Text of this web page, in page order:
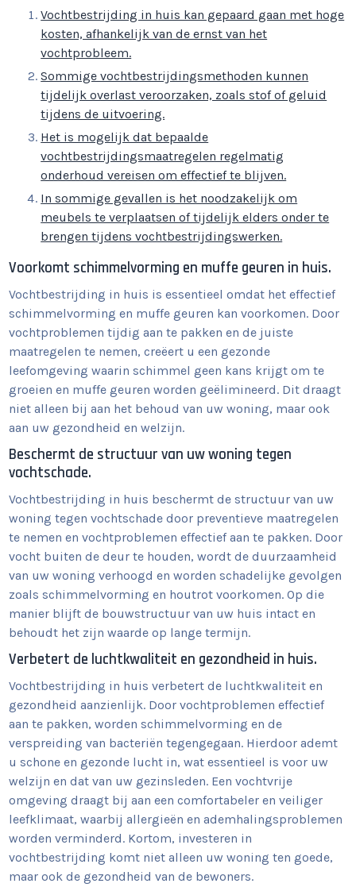
Vochtbestrijding in huis kan gepaard gaan met hoge
kosten, afhankelijk van de ernst van het
vochtprobleem.
Sommige vochtbestrijdingsmethoden kunnen
tijdelijk overlast veroorzaken, zoals stof of geluid
tijdens de uitvoering.
Het is mogelijk dat bepaalde
vochtbestrijdingsmaatregelen regelmatig
onderhoud vereisen om effectief te blijven.
In sommige gevallen is het noodzakelijk om
meubels te verplaatsen of tijdelijk elders onder te
brengen tijdens vochtbestrijdingswerken.
Voorkomt schimmelvorming en muffe geuren in huis.
Vochtbestrijding in huis is essentieel omdat het effectief
schimmelvorming en muffe geuren kan voorkomen. Door
vochtproblemen tijdig aan te pakken en de juiste
maatregelen te nemen, creëert u een gezonde
leefomgeving waarin schimmel geen kans krijgt om te
groeien en muffe geuren worden geëlimineerd. Dit draagt
niet alleen bij aan het behoud van uw woning, maar ook
aan uw gezondheid en welzijn.
Beschermt de structuur van uw woning tegen
vochtschade.
Vochtbestrijding in huis beschermt de structuur van uw
woning tegen vochtschade door preventieve maatregelen
te nemen en vochtproblemen effectief aan te pakken. Door
vocht buiten de deur te houden, wordt de duurzaamheid
van uw woning verhoogd en worden schadelijke gevolgen
zoals schimmelvorming en houtrot voorkomen. Op die
manier blijft de bouwstructuur van uw huis intact en
behoudt het zijn waarde op lange termijn.
Verbetert de luchtkwaliteit en gezondheid in huis.
Vochtbestrijding in huis verbetert de luchtkwaliteit en
gezondheid aanzienlijk. Door vochtproblemen effectief
aan te pakken, worden schimmelvorming en de
verspreiding van bacteriën tegengegaan. Hierdoor ademt
u schone en gezonde lucht in, wat essentieel is voor uw
welzijn en dat van uw gezinsleden. Een vochtvrije
omgeving draagt bij aan een comfortabeler en veiliger
leefklimaat, waarbij allergieën en ademhalingsproblemen
worden verminderd. Kortom, investeren in
vochtbestrijding komt niet alleen uw woning ten goede,
maar ook de gezondheid van de bewoners.